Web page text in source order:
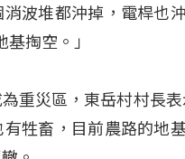
波堆都沖掉，電桿也
掏空。」
重災區，東岳村村長
牲畜，目前農路的地